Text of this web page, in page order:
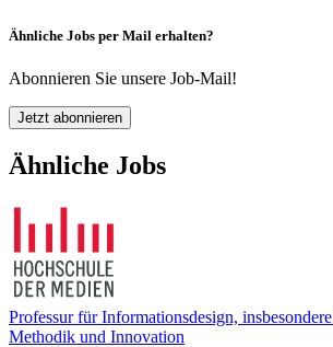
Ähnliche Jobs per Mail erhalten?
Abonnieren Sie unsere Job-Mail!
Jetzt abonnieren
Ähnliche Jobs
Professur für Informationsdesign,
Methodik und Innovation